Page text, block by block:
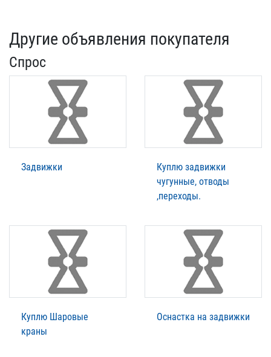
Другие объявления покупателя
Спрос
Задвижки
Куплю задвижки
чугунные, отводы
,переходы.
Куплю Шаровые
краны
Оснастка на задвижки